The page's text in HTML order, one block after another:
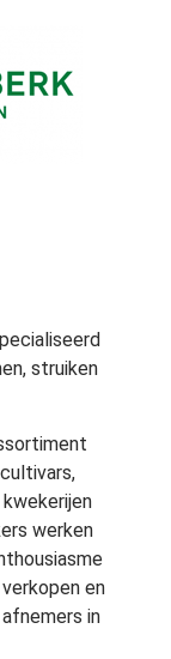
struiken
werken
en
in